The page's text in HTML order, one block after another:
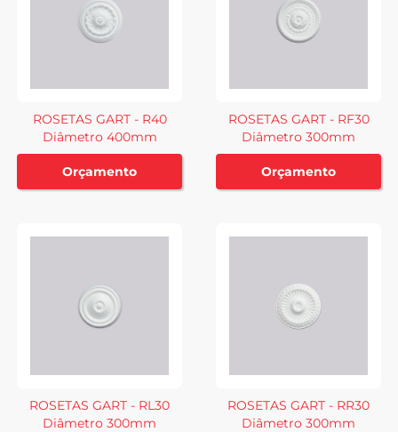
ROSETAS GART - R40
Diâmetro 400mm
Orçamento
ROSETAS GART - RF30
Diâmetro 300mm
Orçamento
ROSETAS GART - RL30
Diâmetro 300mm
ROSETAS GART - RR30
Diâmetro 300mm